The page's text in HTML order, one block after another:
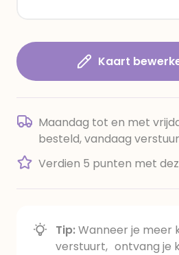
Kaart
Maandag tot en met
besteld, vandaag
Verdien 5 punten met
Tip:Wanneer je meer
verstuurt, ontvang je